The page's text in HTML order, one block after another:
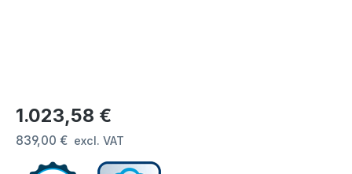
Regulärer Preis:
1.023,58 €
839,00 € excl. VAT